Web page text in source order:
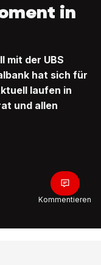
in
mit der UBS
hat sich für
laufen in
und allen
Kommentieren